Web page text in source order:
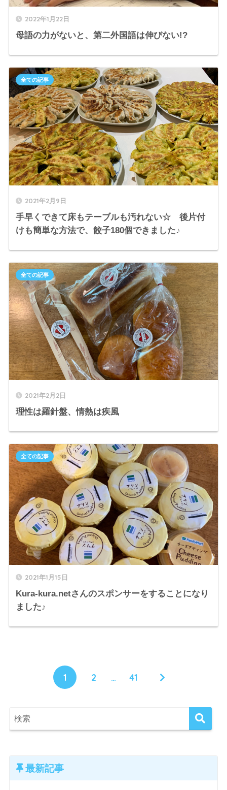
2022年1月22日
母語の力がないと、第二外国語は伸びない!?
2021年2月9日
手早くできて床もテーブルも汚れない☆ 後片付
けも簡単な方法で、餃子180個できました♪
全ての記事
2021年2月2日
理性は羅針盤、情熱は疾風
全ての記事
2021年1月15日
Kura-kura.netさんのスポンサーをすることになり
ました♪
全ての記事
1 2 … 41
最新記事